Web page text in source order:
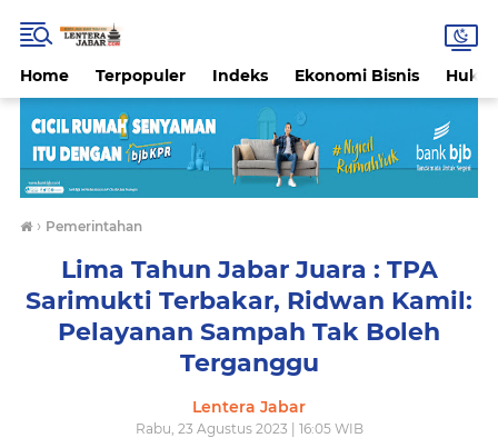
Home Terpopuler Indeks Ekonomi Bisnis
› Pemerintahan
Lima Tahun Jabar Juara : TPA
Sarimukti Terbakar, Ridwan Kamil:
Pelayanan Sampah Tak Boleh
Terganggu
Lentera Jabar
Rabu, 23 Agustus 2023 | 16:05 WIB